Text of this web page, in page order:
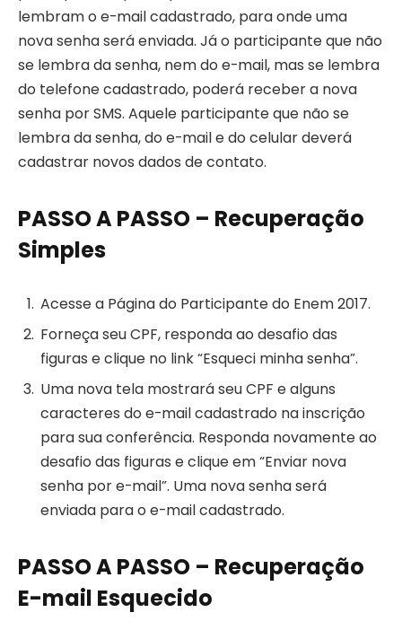
lembram o e-mail cadastrado, para onde uma
nova senha será enviada. Já o participante que não
se lembra da senha, nem do e-mail, mas se lembra
do telefone cadastrado, poderá receber a nova
senha por SMS. Aquele participante que não se
lembra da senha, do e-mail e do celular deverá
cadastrar novos dados de contato.
PASSO A PASSO – Recuperação
Simples
Acesse a Página do Participante do Enem 2017.
Forneça seu CPF, responda ao desafio das
figuras e clique no link “Esqueci minha senha”.
Uma nova tela mostrará seu CPF e alguns
caracteres do e-mail cadastrado na inscrição
para sua conferência. Responda novamente ao
desafio das figuras e clique em “Enviar nova
senha por e-mail”. Uma nova senha será
enviada para o e-mail cadastrado.
PASSO A PASSO – Recuperação
E-mail Esquecido